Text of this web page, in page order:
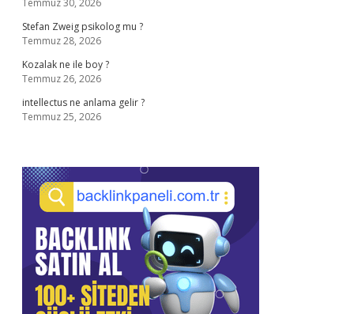
Temmuz 30, 2026
Stefan Zweig psikolog mu ?
Temmuz 28, 2026
Kozalak ne ile boy ?
Temmuz 26, 2026
intellectus ne anlama gelir ?
Temmuz 25, 2026